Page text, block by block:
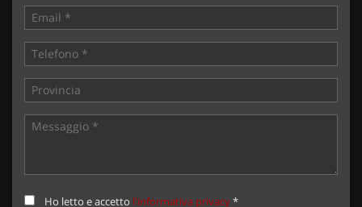
Ho letto e accetto l'informativa privacy*